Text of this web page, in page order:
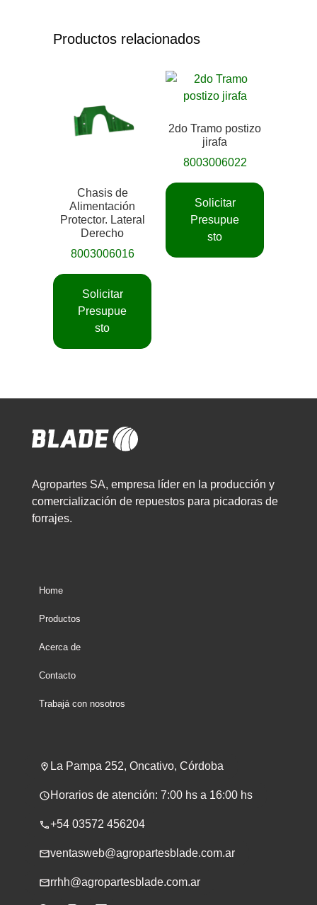
Productos relacionados
Chasis de
Alimentación
Protector. Lateral
Derecho
8003006016
Solicitar
Presupue
sto
2do Tramo postizo
jirafa
8003006022
Solicitar
Presupue
sto
Agropartes SA, empresa líder en la producción y
comercialización de repuestos para picadoras de
forrajes.
Home
Productos
Acerca de
Contacto
Trabajá con nosotros
La Pampa 252, Oncativo, Córdoba
Horarios de atención: 7:00 hs a 16:00 hs
+54 03572 456204
ventasweb@agropartesblade.com.ar
rrhh@agropartesblade.com.ar